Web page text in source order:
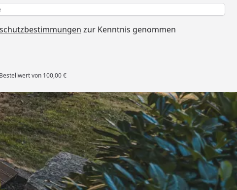
zur Kenntnis genommen
von 100,00 €